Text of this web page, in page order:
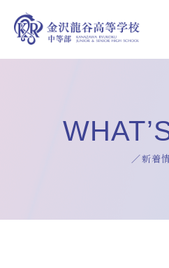
／新着